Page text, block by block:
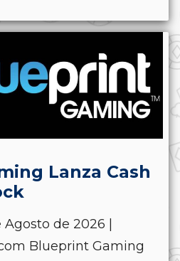
Lanza Cash
de 2026 |
Blueprint Gaming